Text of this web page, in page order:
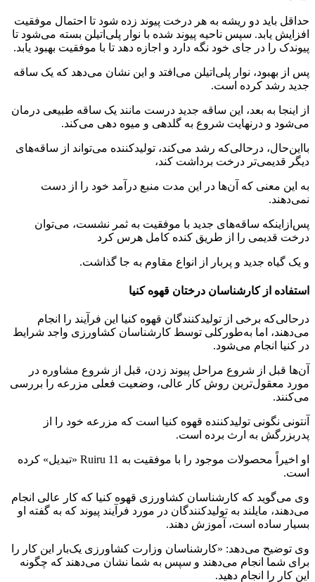
حداقل باید دو ریشه به هر درخت پیوند زده شود تا احتمال موفقیت
افزایش یابد. سپس ناحیه پیوند شده با نوار پلی‌اتیلن بسته می‌شود تا
پیوندک را در جای خود نگه دارد و اجازه دهد تا با موفقیت بهبود یابد.
پس از بهبود، نوار پلی‌اتیلن می‌افتد و این نشان می‌دهد که یک ساقه
جدید رشد کرده است.
از اینجا به بعد، این ساقه جدید درست مانند یک ساقه طبیعی درمان
می‌شود و درنهایت شروع به گلدهی و میوه دهی می‌کند.
بااین‌حال، درحالی‌که رشد می‌کند، تولیدکننده می‌تواند از ساقه‌های
دیگر قدیمی‌تر درخت برداشت کند،
به این معنی که آن‌ها در این مدت منبع درآمد خود را از دست
نمی‌دهند.
پس‌ازاینکه ساقه‌های جدید با موفقیت به ثمر نشست، می‌توان
درخت قدیمی را از طریق کنده کامل هرس کرد
و یک گیاه جدید و پربار از انواع مقاوم به جا گذاشت.
استفاده از کارشناسان درختان قهوه کنیا
درحالی‌که برخی از تولیدکنندگان قهوه کنیا این فرآیند را انجام
می‌دهند، اما به‌طورکلی توسط کارشناسان کشاورزی واجد شرایط
در کنیا انجام می‌شود.
آن‌ها قبل از شروع مراحل پیوند زدن، قبل از شروع مشاوره در
مورد معقول‌ترین روش کار عالی، وضعیت فعلی مزرعه را بررسی
می‌کنند.
آنتونی نگونی تولیدکننده قهوه کنیا است که مزرعه خود را از
پدربزرگش به ارث برده است.
او اخیراً محصولات موجود را با موفقیت به Ruiru 11 «تبدیل» کرده
است.
وی می‌گوید که کارشناسان کشاورزی قهوه کنیا که کار عالی انجام
می‌دهند، مایلند به تولیدکنندگان در مورد فرآیند پیوند که به گفته او
بسیار ساده است، آموزش دهند.
وی توضیح می‌دهد: «کارشناسان وزارت كشاورزی یک‌بار این كار را
برای شما انجام می‌دهند و سپس به شما نشان می‌دهند كه چگونه
این كار را انجام دهید.